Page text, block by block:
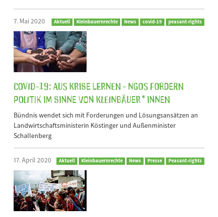
7. Mai 2020 Aktuell Kleinbauernrechte News covid-19 peasant-rights
Covid-19: Aus Krise lernen - NGOs fordern
Politik im Sinne von Kleinbäuer*innen
Bündnis wendet sich mit Forderungen und Lösungsansätzen an
Landwirtschaftsministerin Köstinger und Außenminister
Schallenberg
17. April 2020 Aktuell Kleinbauernrechte News Presse Peasant-rights